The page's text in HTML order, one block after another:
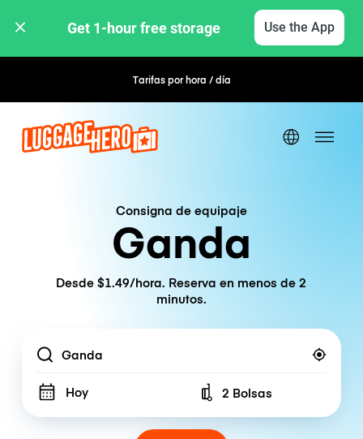
Get 1-hour free storage Use the App
Tarifas por hora / día Reserva flexible
Consigna de equipaje
Ganda
Desde $1.49/hora. Reserva en menos de 2
minutos.
Location
Hoy Number of bags
2 Bolsas